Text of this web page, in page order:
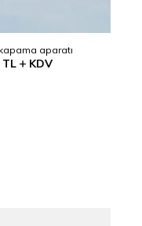
aparatı
TL KDV